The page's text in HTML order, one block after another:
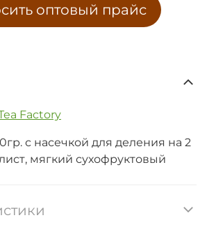
оптовый прайс
Factory
с насечкой для деления на 2
мягкий сухофруктовый